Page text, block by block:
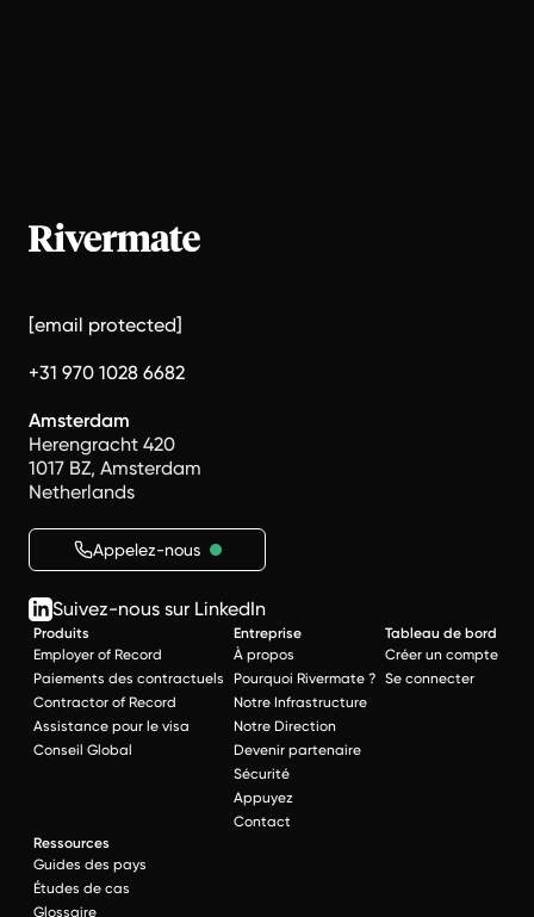
[email protected]
+31 970 1028 6682
Amsterdam
Herengracht 420
1017 BZ, Amsterdam
Netherlands
Appelez-nous
Suivez-nous sur LinkedIn
Produits
Employer of Record
Paiements des contractuels
Contractor of Record
Assistance pour le visa
Conseil Global
Entreprise
À propos
Pourquoi Rivermate ?
Notre Infrastructure
Notre Direction
Devenir partenaire
Sécurité
Appuyez
Contact
Tableau de bord
Créer un compte
Se connecter
Ressources
Guides des pays
Études de cas
Glossaire